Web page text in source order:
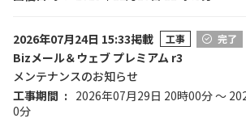
2026年07月24日 15:33掲載 工事 完了
Bizメール＆ウェブ プレミアム r3
メンテナンスのお知らせ
工事期間
2026年07月29日 20時00分 ～
0分